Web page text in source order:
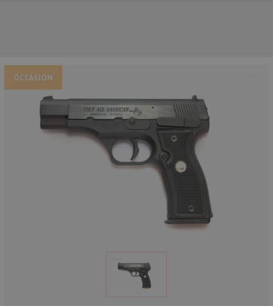
OCCASION
NOS PRINCIPALES MARQUES